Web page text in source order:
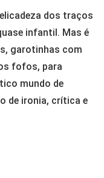
dos traços
infantil. Mas é
garotinhas com
fofos, para
mundo de
de ironia, crítica e